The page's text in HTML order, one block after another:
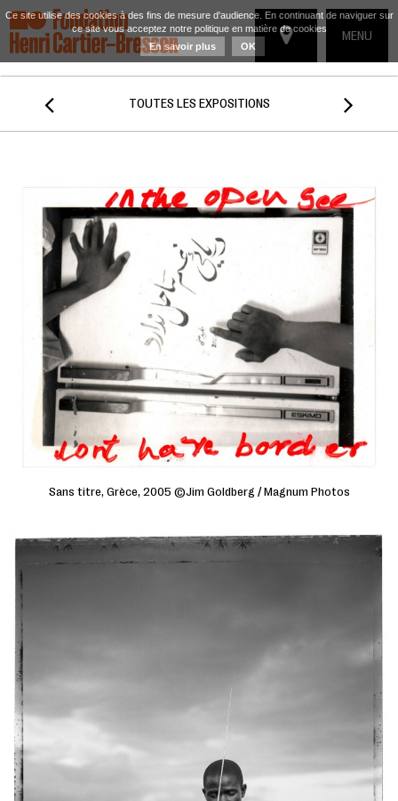
TOGGLE
MENU
 TOUTES LES EXPOSITIONS 
Sans titre, Grèce, 2005 ©Jim Goldberg / Magnum Photos
Ce site utilise des cookies à des fins de mesure d'audience. En continuant de naviguer sur
ce site vous acceptez notre politique en matière de cookies
En savoir plus
OK